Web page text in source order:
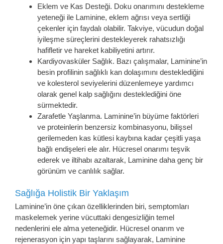
Eklem ve Kas Desteği. Doku onarımını destekleme
yeteneği ile Laminine, eklem ağrısı veya sertliği
çekenler için faydalı olabilir. Takviye, vücudun doğal
iyileşme süreçlerini destekleyerek rahatsızlığı
hafifletir ve hareket kabiliyetini artırır.
Kardiyovasküler Sağlık. Bazı çalışmalar, Laminine’in
besin profilinin sağlıklı kan dolaşımını desteklediğini
ve kolesterol seviyelerini düzenlemeye yardımcı
olarak genel kalp sağlığını desteklediğini öne
sürmektedir.
Zarafetle Yaşlanma. Laminine’in büyüme faktörleri
ve proteinlerin benzersiz kombinasyonu, bilişsel
gerilemeden kas kütlesi kaybına kadar çeşitli yaşa
bağlı endişeleri ele alır. Hücresel onarımı teşvik
ederek ve iltihabı azaltarak, Laminine daha genç bir
görünüm ve canlılık sağlar.
Sağlığa Holistik Bir Yaklaşım
Laminine’in öne çıkan özelliklerinden biri, semptomları
maskelemek yerine vücuttaki dengesizliğin temel
nedenlerini ele alma yeteneğidir. Hücresel onarım ve
rejenerasyon için yapı taşlarını sağlayarak, Laminine